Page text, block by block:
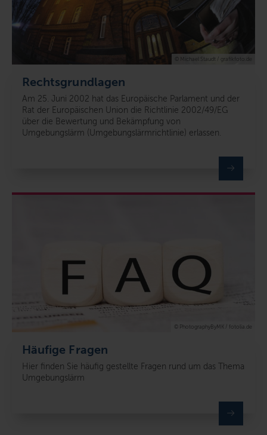
Rechtsgrundlagen
Am 25. Juni 2002 hat das Europäische Parlament und der
Rat der Europäischen Union die Richtlinie 2002/49/EG
über die Bewertung und Bekämpfung von
Umgebungslärm (Umgebungslärmrichtlinie) erlassen.
© Michael Staudt / grafikfoto.de
Häufige Fragen
Hier finden Sie häufig gestellte Fragen rund um das Thema
Umgebungslärm
© PhotographyByMK / fotolia.de